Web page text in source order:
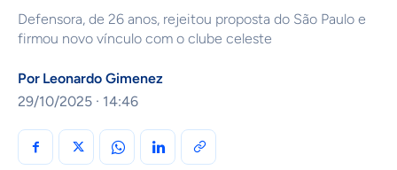
Defensora, de 26 anos, rejeitou proposta do São Paulo e
firmou novo vínculo com o clube celeste
Por Leonardo Gimenez
29/10/2025 · 14:46